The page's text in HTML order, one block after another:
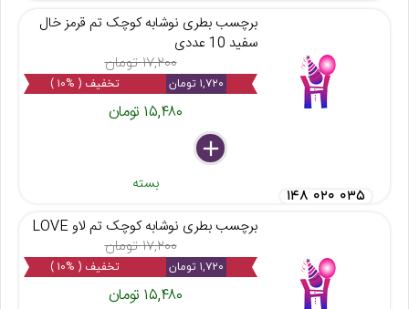
برچسب بطری نوشابه کوچک تم قرمز خال
سفید 10 عددی
۱۷,۲۰۰ تومان
۱,۷۲۰ تومان تخفیف ( %۱۰ )
۱۵,۴۸۰ تومان
delete
remove
add
بسته
۱۴۸ ۰۲۰ ۰۳۵
برچسب بطری نوشابه کوچک تم لاو LOVE
۱۷,۲۰۰ تومان
۱,۷۲۰ تومان تخفیف ( %۱۰ )
۱۵,۴۸۰ تومان